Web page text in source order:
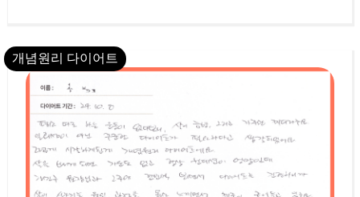
개념원리 다이어트
13